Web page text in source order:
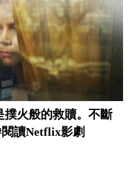
撲火般的救贖。不斷
讀Netflix影劇